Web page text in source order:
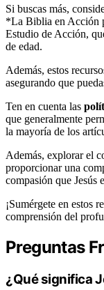
Si buscas más,
*La Biblia en Acción
Estudio de Acción,
de edad.
Además, estos
asegurando que
Ten en cuenta las
que generalmente
la mayoría de los
Además, explorar el
proporcionar una
compasión que Jesús
¡Sumérgete en estos
comprensión del
Preguntas
¿Qué significa